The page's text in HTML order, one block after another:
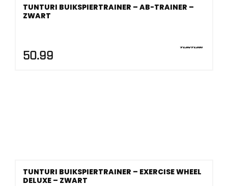
TUNTURI BUIKSPIERTRAINER – AB-TRAINER –
ZWART
50.99
TUNTURI BUIKSPIERTRAINER – EXERCISE WHEEL
DELUXE – ZWART